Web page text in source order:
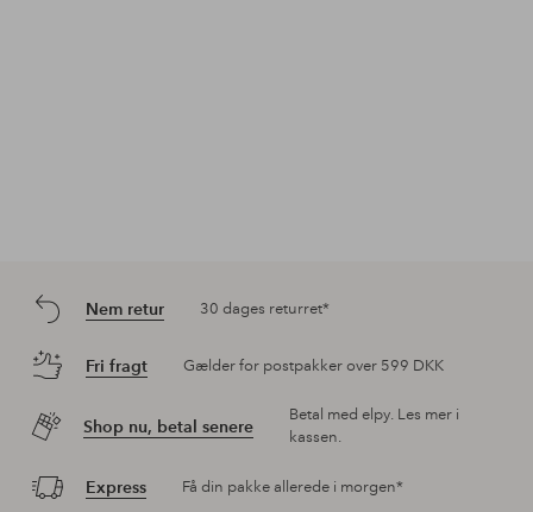
Nem retur 30 dages returret*
Fri fragt Gælder for postpakker over 599 DKK
Shop nu, betal senere
Betal med elpy. Les mer i
kassen.
Express Få din pakke allerede i morgen*